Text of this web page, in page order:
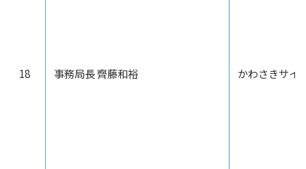
18 事務局長 齊藤和裕 かわさきサイ